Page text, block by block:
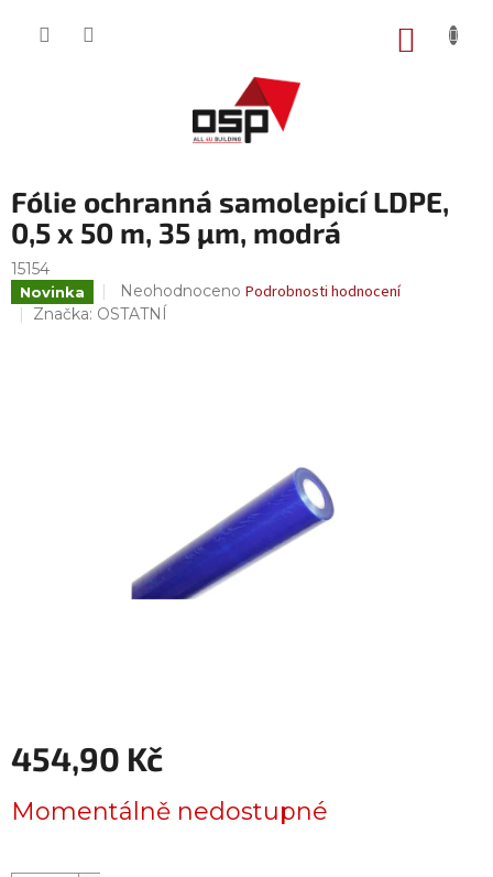
Fólie ochranná samolepicí LDPE,
0,5 x 50 m, 35 µm, modrá
15154
Novinka
Průměrné
hodnocení
Neohodnoceno Podrobnosti hodnocení
Značka: OSTATNÍ
454,90 Kč
cena:
Momentálně nedostupné